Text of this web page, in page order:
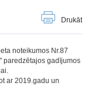
Drukāt
noteikumos Nr.87
paredzētajos gadījumos
ar 2019.gadu un